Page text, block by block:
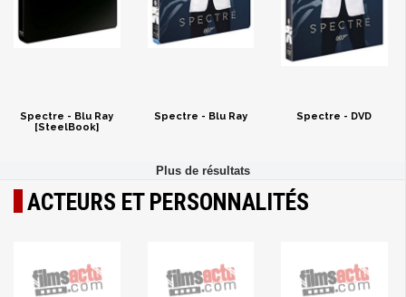
Spectre - Blu Ray
[SteelBook]
Spectre - Blu Ray Spectre - DVD
ACTEURS ET PERSONNALITÉS